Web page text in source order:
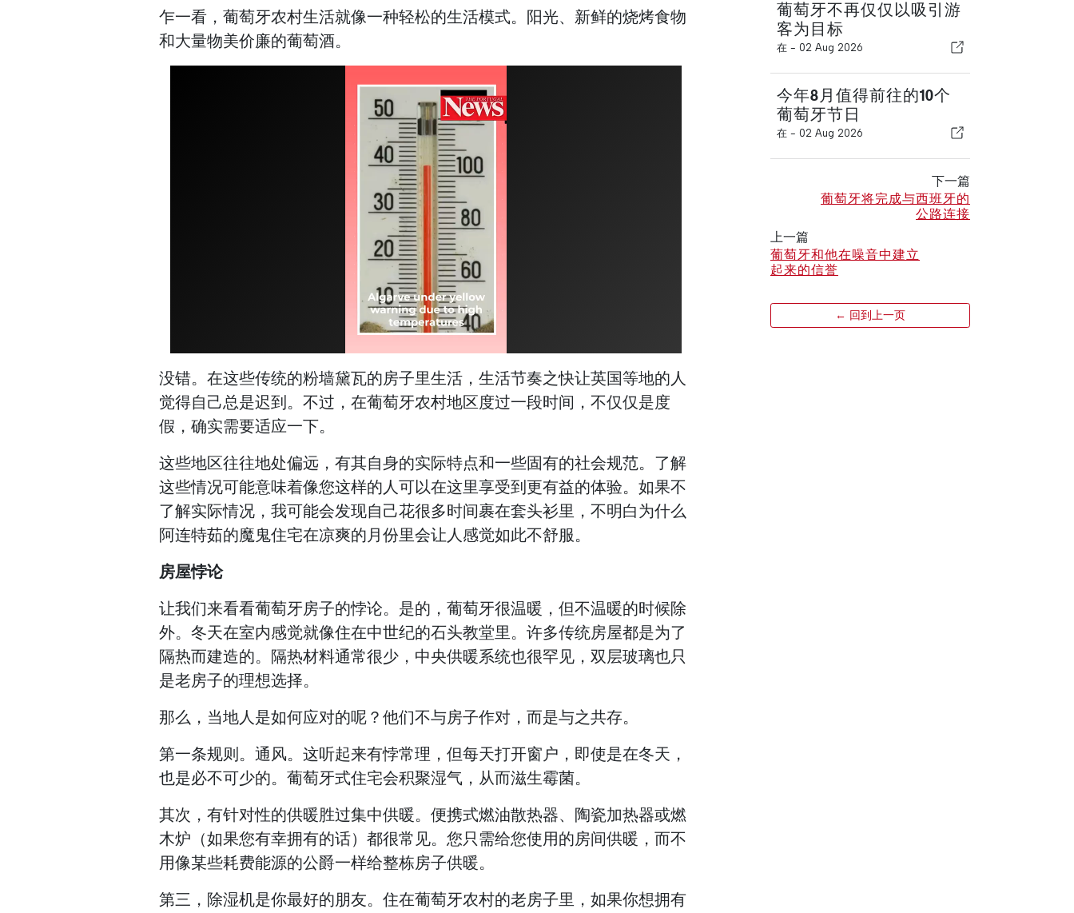
乍一看，葡萄牙农村生活就像一种轻松的生活模式。阳光、新鲜的烧烤食物
和大量物美价廉的葡萄酒。
没错。在这些传统的粉墙黛瓦的房子里生活，生活节奏之快让英国等地的人
觉得自己总是迟到。不过，在葡萄牙农村地区度过一段时间，不仅仅是度
假，确实需要适应一下。
这些地区往往地处偏远，有其自身的实际特点和一些固有的社会规范。了解
这些情况可能意味着像您这样的人可以在这里享受到更有益的体验。如果不
了解实际情况，我可能会发现自己花很多时间裹在套头衫里，不明白为什么
阿连特茹的魔鬼住宅在凉爽的月份里会让人感觉如此不舒服。
房屋悖论
让我们来看看葡萄牙房子的悖论。是的，葡萄牙很温暖，但不温暖的时候除
外。冬天在室内感觉就像住在中世纪的石头教堂里。许多传统房屋都是为了
隔热而建造的。隔热材料通常很少，中央供暖系统也很罕见，双层玻璃也只
是老房子的理想选择。
那么，当地人是如何应对的呢？他们不与房子作对，而是与之共存。
第一条规则。通风。这听起来有悖常理，但每天打开窗户，即使是在冬天，
也是必不可少的。葡萄牙式住宅会积聚湿气，从而滋生霉菌。
其次，有针对性的供暖胜过集中供暖。便携式燃油散热器、陶瓷加热器或燃
木炉（如果您有幸拥有的话）都很常见。您只需给您使用的房间供暖，而不
用像某些耗费能源的公爵一样给整栋房子供暖。
第三，除湿机是你最好的朋友。住在葡萄牙农村的老房子里，如果你想拥有
葡萄牙不再仅仅以吸引游
客为目标
在 - 02 Aug 2026
今年8月值得前往的10个
葡萄牙节日
在 - 02 Aug 2026
下一篇
葡萄牙将完成与西班牙的
公路连接
上一篇
葡萄牙和他在噪音中建立
起来的信誉
← 回到上一页